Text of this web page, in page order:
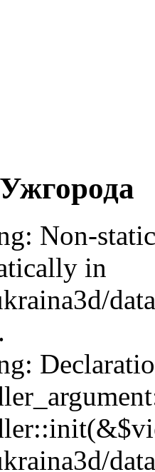
Non-
in